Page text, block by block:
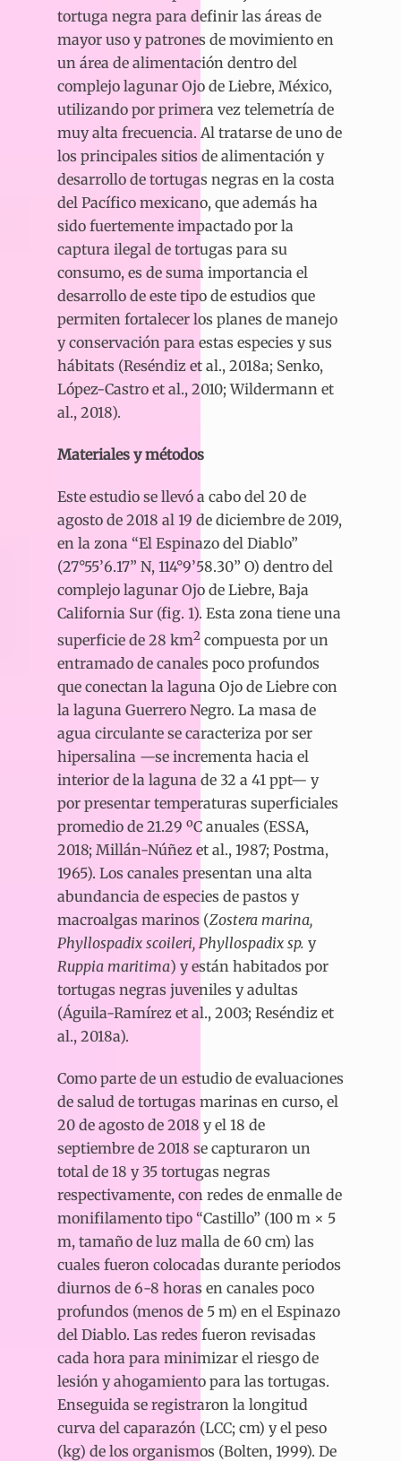
tortuga negra para definir las áreas de
mayor uso y patrones de movimiento en
un área de alimentación dentro del
complejo lagunar Ojo de Liebre, México,
utilizando por primera vez telemetría de
muy alta frecuencia. Al tratarse de uno de
los principales sitios de alimentación y
desarrollo de tortugas negras en la costa
del Pacífico mexicano, que además ha
sido fuertemente impactado por la
captura ilegal de tortugas para su
consumo, es de suma importancia el
desarrollo de este tipo de estudios que
permiten fortalecer los planes de manejo
y conservación para estas especies y sus
hábitats (Reséndiz et al., 2018a; Senko,
López-Castro et al., 2010; Wildermann et
al., 2018).
Materiales y métodos
Este estudio se llevó a cabo del 20 de
agosto de 2018 al 19 de diciembre de 2019,
en la zona “El Espinazo del Diablo”
(27°55’6.17” N, 114°9’58.30” O) dentro del
complejo lagunar Ojo de Liebre, Baja
California Sur (fig. 1). Esta zona tiene una
superficie de 28 km2 compuesta por un
entramado de canales poco profundos
que conectan la laguna Ojo de Liebre con
la laguna Guerrero Negro. La masa de
agua circulante se caracteriza por ser
hipersalina —se incrementa hacia el
interior de la laguna de 32 a 41 ppt— y
por presentar temperaturas superficiales
promedio de 21.29 ºC anuales (ESSA,
2018; Millán-Núñez et al., 1987; Postma,
1965). Los canales presentan una alta
abundancia de especies de pastos y
macroalgas marinos (Zostera marina,
Phyllospadix scoileri, Phyllospadix sp. y
Ruppia maritima) y están habitados por
tortugas negras juveniles y adultas
(Águila-Ramírez et al., 2003; Reséndiz et
al., 2018a).
Como parte de un estudio de evaluaciones
de salud de tortugas marinas en curso, el
20 de agosto de 2018 y el 18 de
septiembre de 2018 se capturaron un
total de 18 y 35 tortugas negras
respectivamente, con redes de enmalle de
monifilamento tipo “Castillo” (100 m × 5
m, tamaño de luz malla de 60 cm) las
cuales fueron colocadas durante periodos
diurnos de 6-8 horas en canales poco
profundos (menos de 5 m) en el Espinazo
del Diablo. Las redes fueron revisadas
cada hora para minimizar el riesgo de
lesión y ahogamiento para las tortugas.
Enseguida se registraron la longitud
curva del caparazón (LCC; cm) y el peso
(kg) de los organismos (Bolten, 1999). De